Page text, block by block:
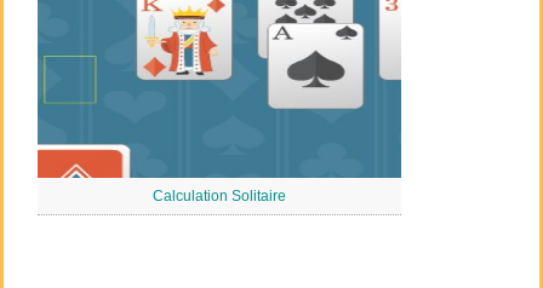
Calculation Solitaire